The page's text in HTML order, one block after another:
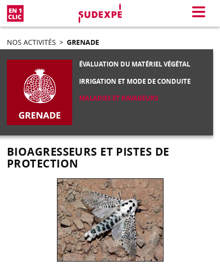
Menu
NOS ACTIVITÉS > GRENADE
ÉVALUATION DU MATÉRIEL VÉGÉTAL
IRRIGATION ET MODE DE CONDUITE
MALADIES ET RAVAGEURS
BIOAGRESSEURS ET PISTES DE
PROTECTION